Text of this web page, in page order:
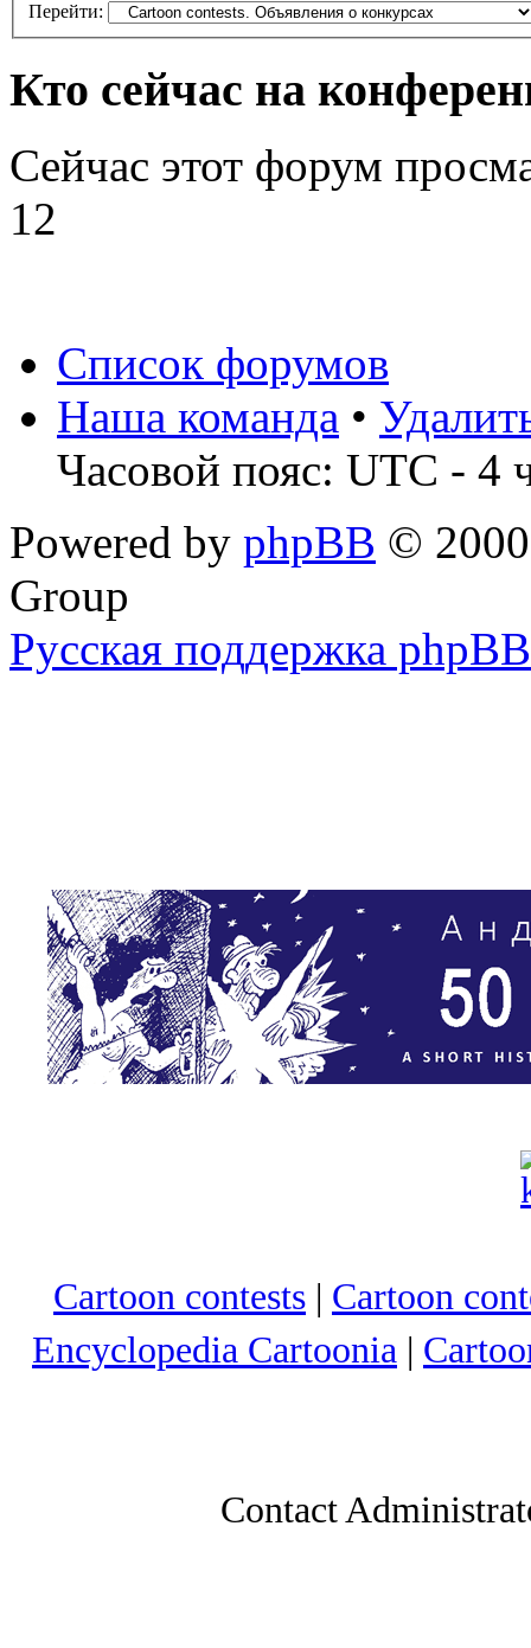
Перейти:
Кто сейчас на
Сейчас этот форум
12
Список форумов
Наша команда •
Часовой пояс: UTC - 4
Powered by phpBB ©
Group
Русская поддержка phpBB
Cartoon contests | Cartoon
Encyclopedia Cartoonia |
Contact